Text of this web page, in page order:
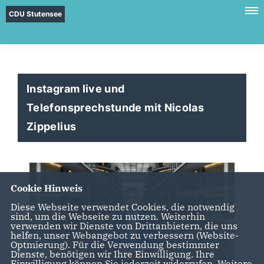
CDU Stutensee
Instagram live und
Telefonsprechstunde mit Nicolas
Zippelius
Cookie Hinweis
Diese Webseite verwendet Cookies, die notwendig
sind, um die Webseite zu nutzen. Weiterhin
verwenden wir Dienste von Drittanbietern, die uns
helfen, unser Webangebot zu verbessern (Website-
Optmierung). Für die Verwendung bestimmter
Dienste, benötigen wir Ihre Einwilligung. Ihre